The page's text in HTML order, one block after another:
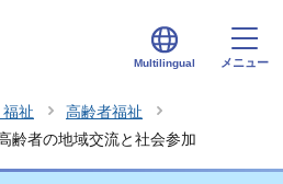
Multilingual メニュー
祉
高齢者福祉
齢者の地域交流と社会参加